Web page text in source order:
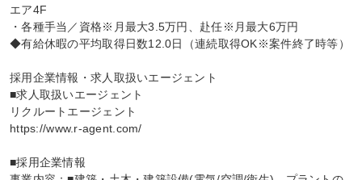
エア4F
・各種手当／資格※月最大3.5万円、赴任※月最大6万円
◆有給休暇の平均取得日数12.0日（連続取得OK※案件終了時等）
採用企業情報・求人取扱いエージェント
■求人取扱いエージェント
リクルートエージェント
https://www.r-agent.com/
■採用企業情報